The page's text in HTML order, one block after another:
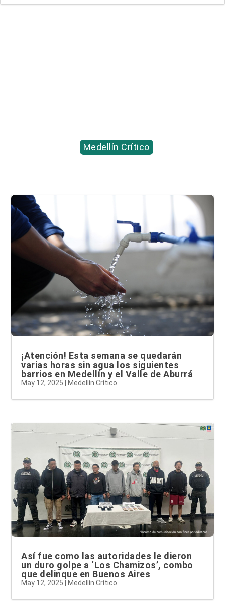
Medellín Crítico
¡Atención! Esta semana se quedarán
varias horas sin agua los siguientes
barrios en Medellín y el Valle de Aburrá
May 12, 2025 Medellín Crítico
Así fue como las autoridades le dieron
un duro golpe a ‘Los Chamizos’, combo
que delinque en Buenos Aires
May 12, 2025 Medellín Crítico